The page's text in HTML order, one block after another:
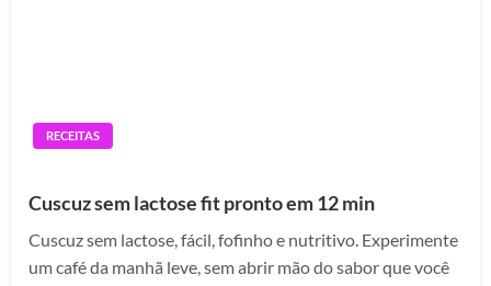
RECEITAS
Cuscuz sem lactose fit pronto em 12 min
Cuscuz sem lactose, fácil, fofinho e nutritivo. Experimente
um café da manhã leve, sem abrir mão do sabor que você